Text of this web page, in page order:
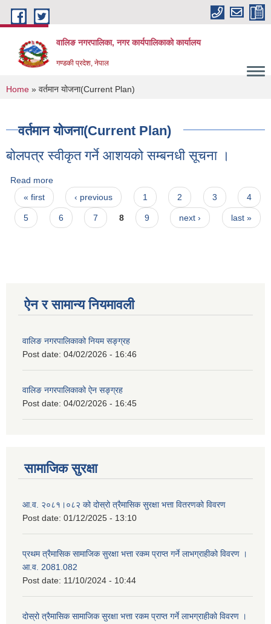
Skip to main content
वालिङ नगरपालिका, नगर कार्यपालिकाको कार्यालय
गण्डकी प्रदेश, नेपाल
You are here
Home » वर्तमान योजना(Current Plan)
वर्तमान योजना(Current Plan)
बोलपत्र स्वीकृत गर्ने आशयको सम्बनधी सूचना ।
Read more
Pages
« first ‹ previous 1 2 3 4
5 6 7 8 9 next › last »
ऐन र सामान्य नियमावली
वालिङ नगरपालिकाको नियम सङ्ग्रह
Post date: 04/02/2026 - 16:46
वालिङ नगरपालिकाको ऐन सङ्ग्रह
Post date: 04/02/2026 - 16:45
सामाजिक सुरक्षा
आ.व. २०८१।०८२ को दोस्रो त्रैमासिक सुरक्षा भत्ता वितरणको विवरण
Post date: 01/12/2025 - 13:10
प्रथम त्रैमासिक सामाजिक सुरक्षा भत्ता रकम प्राप्त गर्ने लाभग्राहीको विवरण ।
आ.व. 2081.082
Post date: 11/10/2024 - 10:44
दोस्रो त्रैमासिक सामाजिक सुरक्षा भत्ता रकम प्राप्त गर्ने लाभग्राहीको विवरण ।